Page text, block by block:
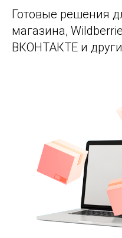
Готовые решения
магазина,
ВКОНТАКТЕ и